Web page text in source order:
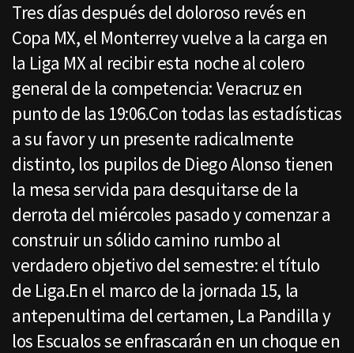
Tres días después del doloroso revés en
Copa MX, el Monterrey vuelve a la carga en
la Liga MX al recibir esta noche al colero
general de la competencia: Veracruz en
punto de las 19:06.Con todas las estadísticas
a su favor y un presente radicalmente
distinto, los pupilos de Diego Alonso tienen
la mesa servida para desquitarse de la
derrota del miércoles pasado y comenzar a
construir un sólido camino rumbo al
verdadero objetivo del semestre: el título
de Liga.En el marco de la jornada 15, la
antepenultima del certamen, La Pandilla y
los Escualos se enfrascarán en un choque en